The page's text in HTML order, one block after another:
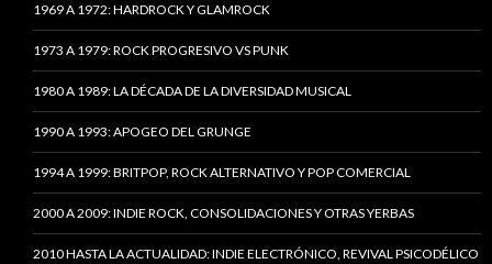
1969 A 1972: HARDROCK Y GLAMROCK
1973 A 1979: ROCK PROGRESIVO VS PUNK
1980 A 1989: LA DÉCADA DE LA DIVERSIDAD MUSICAL
1990 A 1993: APOGEO DEL GRUNGE
1994 A 1999: BRITPOP, ROCK ALTERNATIVO Y POP COMERCIAL
2000 A 2009: INDIE ROCK, CONSOLIDACIONES Y OTRAS YERBAS
2010 HASTA LA ACTUALIDAD: INDIE ELECTRÓNICO, REVIVAL PSICODÉLICO